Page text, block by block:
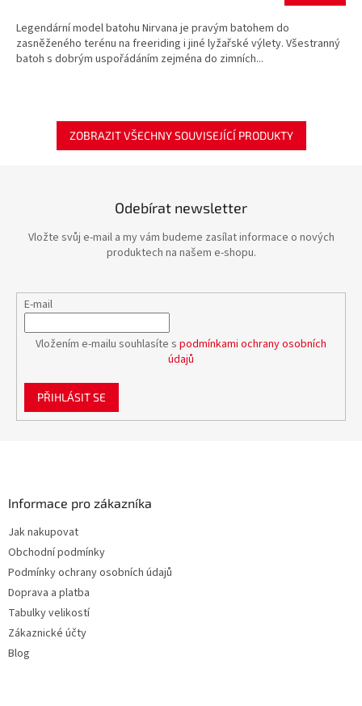
Legendární model batohu Nirvana je pravým batohem do
zasněženého terénu na freeriding i jiné lyžařské výlety. Všestranný
batoh s dobrým uspořádáním zejména do zimních...
ZOBRAZIT VŠECHNY SOUVISEJÍCÍ PRODUKTY
Odebírat newsletter
Vložte svůj e-mail a my vám budeme zasílat informace o nových
produktech na našem e-shopu.
E-mail
Vložením e-mailu souhlasíte s podmínkami ochrany osobních
údajů
PŘIHLÁSIT SE
Informace pro zákazníka
Jak nakupovat
Obchodní podmínky
Podmínky ochrany osobních údajů
Doprava a platba
Tabulky velikostí
Zákaznické účty
Blog